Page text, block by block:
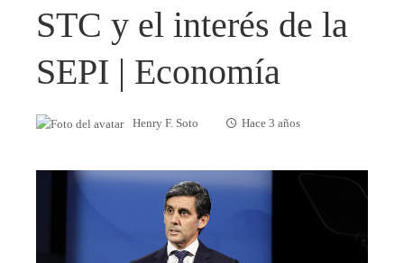
STC y el interés de la
SEPI | Economía
Henry F. Soto Hace 3 años